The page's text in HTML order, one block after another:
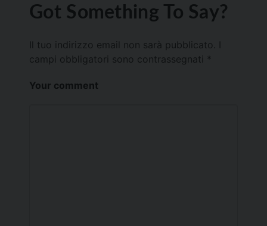
Got Something To Say?
Il tuo indirizzo email non sarà pubblicato.
campi obbligatori sono contrassegnati *
Your comment